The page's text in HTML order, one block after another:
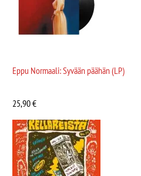
Eppu Normaali: Syvään päähän (LP)
25,90€